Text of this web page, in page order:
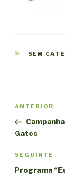
SEM
artigos
Conteúdo
anterior
ANTERIOR
Gatos
Conteúdo
seguinte
SEGUINTE
Programa